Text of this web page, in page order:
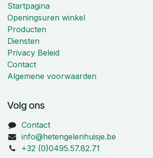
Startpagina
Openingsuren winkel
Producten
Diensten
Privacy Beleid
Contact
Algemene voorwaarden
Volg ons
Contact
info@hetengelenhuisje.be
+32 (0)0495.57.82.71